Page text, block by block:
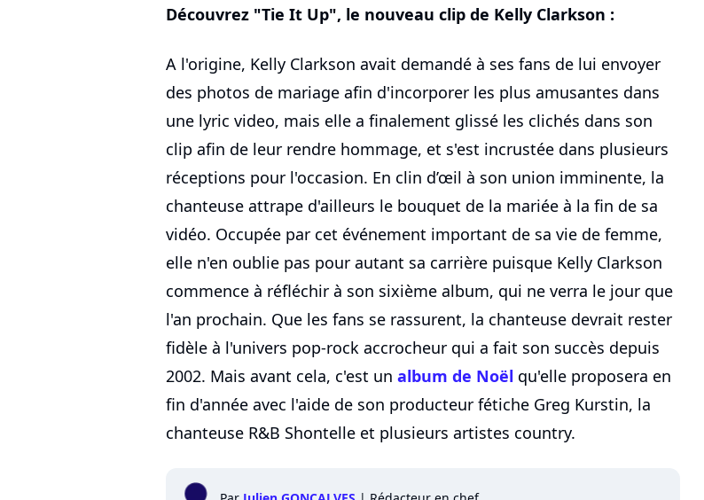
Découvrez "Tie It Up", le nouveau clip de Kelly Clarkson :
A l'origine, Kelly Clarkson avait demandé à ses fans de lui envoyer
des photos de mariage afin d'incorporer les plus amusantes dans
une lyric video, mais elle a finalement glissé les clichés dans son
clip afin de leur rendre hommage, et s'est incrustée dans plusieurs
réceptions pour l'occasion. En clin d’œil à son union imminente, la
chanteuse attrape d'ailleurs le bouquet de la mariée à la fin de sa
vidéo. Occupée par cet événement important de sa vie de femme,
elle n'en oublie pas pour autant sa carrière puisque Kelly Clarkson
commence à réfléchir à son sixième album, qui ne verra le jour que
l'an prochain. Que les fans se rassurent, la chanteuse devrait rester
fidèle à l'univers pop-rock accrocheur qui a fait son succès depuis
2002. Mais avant cela, c'est un album de Noël qu'elle proposera en
fin d'année avec l'aide de son producteur fétiche Greg Kurstin, la
chanteuse R&B Shontelle et plusieurs artistes country.